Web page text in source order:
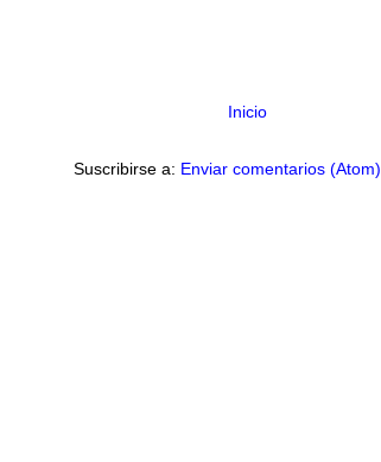
Inicio
Suscribirse a: Enviar comentarios (Atom)